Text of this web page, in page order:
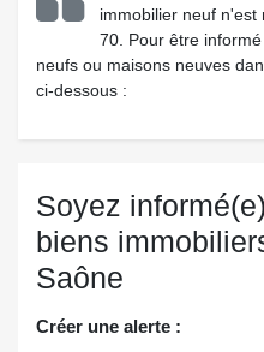
immobilier neuf
70. Pour être
neufs ou maisons neuves
ci-dessous :
Soyez
biens
Saône
Créer une alerte :